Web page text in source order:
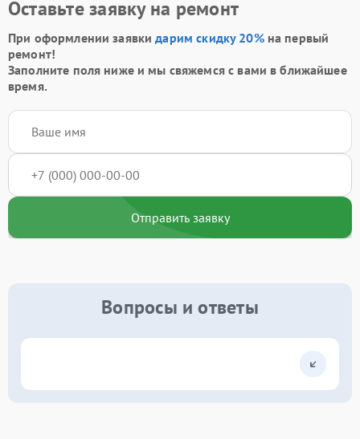
Оставьте заявку на ремонт
При оформлении заявкидарим скидку 20%на первый
ремонт!
Заполните поля ниже и мы свяжемся с вами в ближайшее
время.
Отправить заявку
Вопросы и ответы